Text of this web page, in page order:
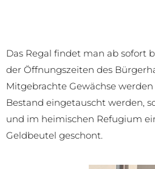
Das Regal findet man ab sofort
der Öffnungszeiten des
Mitgebrachte Gewächse
Bestand eingetauscht werden,
und im heimischen Refugium
Geldbeutel geschont.